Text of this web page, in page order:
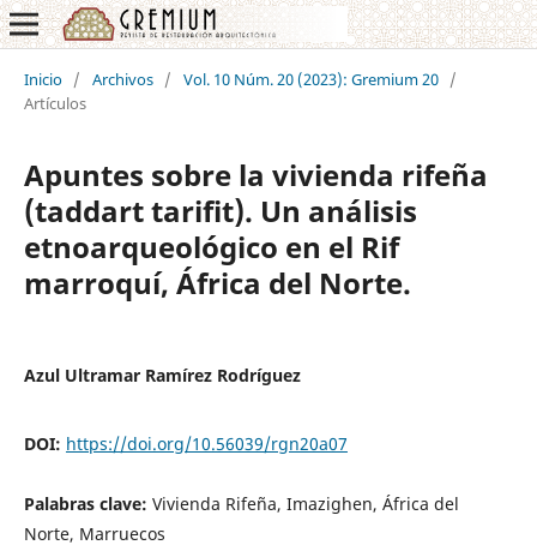
Inicio / Archivos / Vol. 10 Núm. 20 (2023): Gremium 20 /
Artículos
Apuntes sobre la vivienda rifeña
(taddart tarifit). Un análisis
etnoarqueológico en el Rif
marroquí, África del Norte.
Azul Ultramar Ramírez Rodríguez
DOI: https://doi.org/10.56039/rgn20a07
Palabras clave: Vivienda Rifeña, Imazighen, África del
Norte, Marruecos